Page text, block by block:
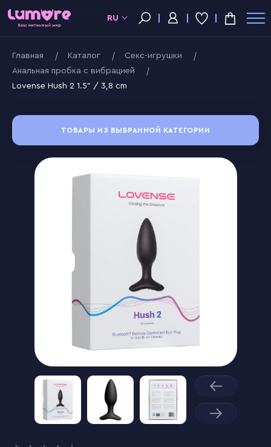
RU
Главная Kаталог
Секс-игрушки
Анальная пробка с вибрацией
Lovense Hush 2 1.5" / 3,8 cm
ТОВАРЫ ИЗ ВЫБРАННОЙ КАТЕГОРИИ